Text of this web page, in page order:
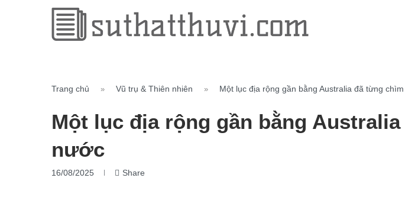
Trang chủ » Vũ trụ & Thiên nhiên » Một lục địa rộng gần bằng Australia đã từng
Một lục địa rộng gần bằng
nước
16/08/2025 Share